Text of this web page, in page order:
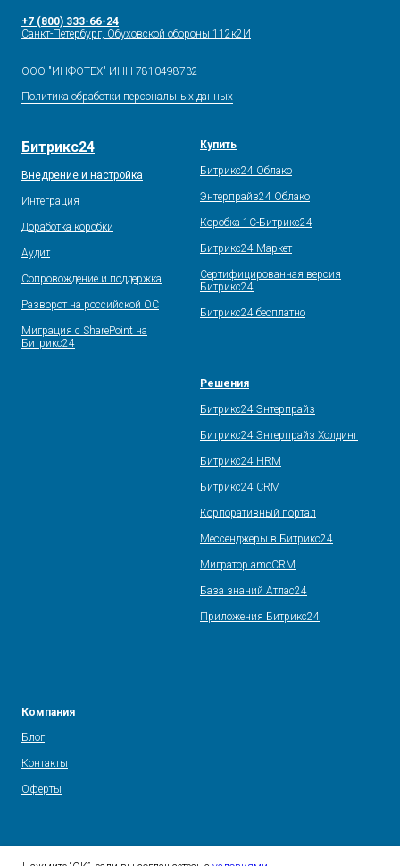
+7 (800) 333-66-24
Санкт-Петербург, Обуховской обороны 112к2И
ООО "ИНФОТЕХ" ИНН 7810498732
Политика обработки персональных данных
Битрикс24
Внедрение и настройка
Интеграция
Доработка коробки
Аудит
Сопровождение и поддержка
Разворот на российской ОС
Миграция с SharePoint на
Битрикс24
Купить
Битрикс24 Облако
Энтерпрайз24 Облако
Коробка 1С-Битрикс24
Битрикс24 Маркет
Сертифицированная версия
Битрикс24
Битрикс24 бесплатно
Решения
Битрикс24 Энтерпрайз
Битрикс24 Энтерпрайз Холдинг
Битрикс24 HRM
Битрикс24 CRM
Корпоративный портал
Мессенджеры в Битрикс24
Мигратор amoCRM
База знаний Атлас24
Приложения Битрикс24
Компания
Блог
Контакты
Оферты